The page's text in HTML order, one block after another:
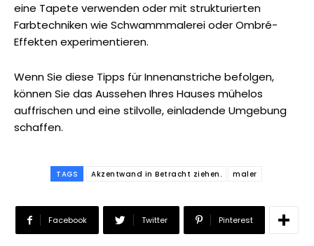
eine Tapete verwenden oder mit strukturierten
Farbtechniken wie Schwammmalerei oder Ombré-
Effekten experimentieren.
Wenn Sie diese Tipps für Innenanstriche befolgen,
können Sie das Aussehen Ihres Hauses mühelos
auffrischen und eine stilvolle, einladende Umgebung
schaffen.
TAGS Akzentwand in Betracht ziehen. maler
Facebook Twitter Pinterest